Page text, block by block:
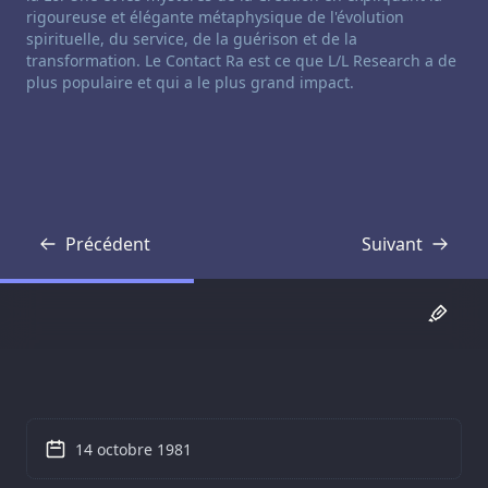
rigoureuse et élégante métaphysique de l'évolution
spirituelle, du service, de la guérison et de la
transformation. Le Contact Ra est ce que L/L Research a de
plus populaire et qui a le plus grand impact.
Précédent
Transcription Suivant
Transcription
14 octobre 1981